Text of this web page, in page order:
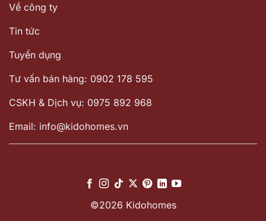
Về công ty
Tin tức
Tuyển dụng
Tư vấn bán hàng: 0902 178 595
CSKH & Dịch vụ: 0975 892 968
Email: info@kidohomes.vn
©2026 Kidohomes